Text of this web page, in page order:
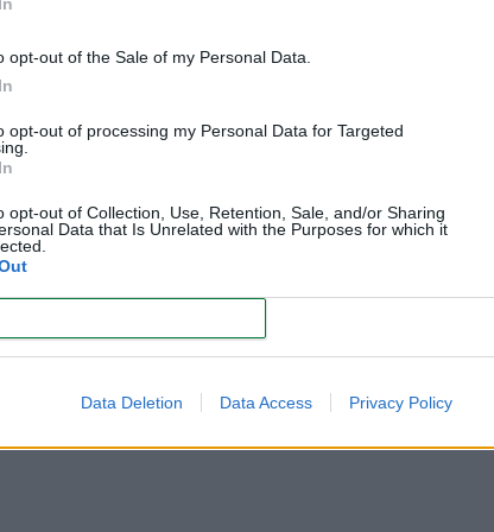
opt-out of the Sale of my Personal Data.
opt-out of processing my Personal Data for Targeted
opt-out of Collection, Use, Retention, Sale, and/or Sharing
Data that Is Unrelated with the Purposes for which it
Data Deletion Data Access Privacy Policy
vitales
para respirar
extremo
ante cualquier síntoma respiratorio persistente.
ataques de tos intensos. Al inicio puede parecer un